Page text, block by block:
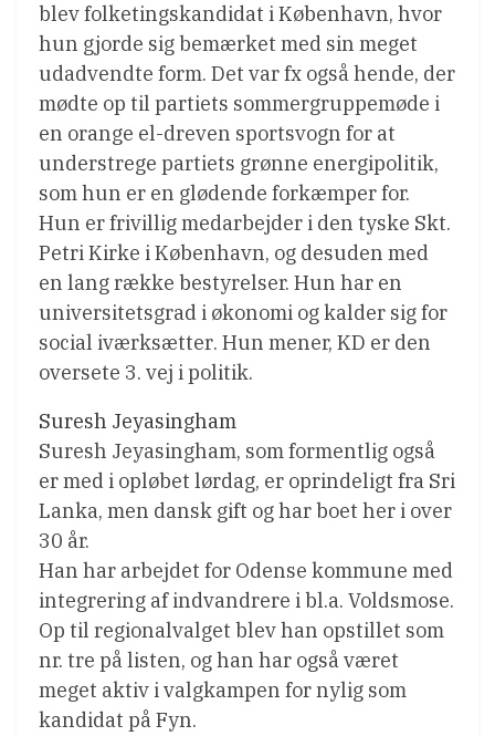
blev folketingskandidat i København, hvor
hun gjorde sig bemærket med sin meget
udadvendte form. Det var fx også hende, der
mødte op til partiets sommergruppemøde i
en orange el-dreven sportsvogn for at
understrege partiets grønne energipolitik,
som hun er en glødende forkæmper for.
Hun er frivillig medarbejder i den tyske Skt.
Petri Kirke i København, og desuden med
en lang række bestyrelser. Hun har en
universitetsgrad i økonomi og kalder sig for
social iværksætter. Hun mener, KD er den
oversete 3. vej i politik.
Suresh Jeyasingham
Suresh Jeyasingham, som formentlig også
er med i opløbet lørdag, er oprindeligt fra Sri
Lanka, men dansk gift og har boet her i over
30 år.
Han har arbejdet for Odense kommune med
integrering af indvandrere i bl.a. Voldsmose.
Op til regionalvalget blev han opstillet som
nr. tre på listen, og han har også været
meget aktiv i valgkampen for nylig som
kandidat på Fyn.